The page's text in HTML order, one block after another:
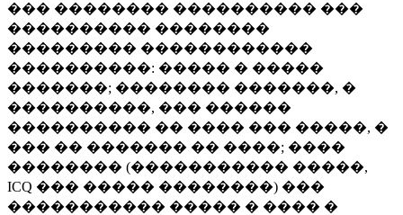
��� �������� ���������� ���
���������� ��������
��������� ������������
����������: ����� � �����
�������; �������� �������, �
����������, ��� ������
���������� �� ���� ��� �����, �
��� �� ������� �� ����; ����
�������� (����������� �����,
ICQ ��� ����� ��������) ���
����������� ����� � ���� �